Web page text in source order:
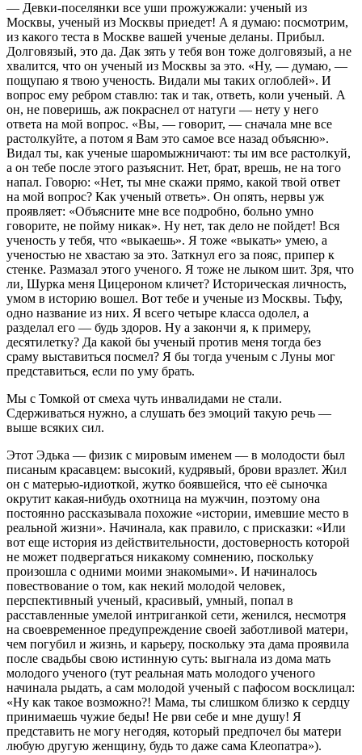
— Девки-поселянки все уши прожужжали: ученый из
Москвы, ученый из Москвы приедет! А я думаю: посмотрим,
из какого теста в Москве вашей ученые деланы. Прибыл.
Долговязый, это да. Дак зять у тебя вон тоже долговязый, а не
хвалится, что он ученый из Москвы за это. «Ну, — думаю, —
пощупаю я твою ученость. Видали мы таких оглоблей». И
вопрос ему ребром ставлю: так и так, ответь, коли ученый. А
он, не поверишь, аж покраснел от натуги — нету у него
ответа на мой вопрос. «Вы, — говорит, — сначала мне все
растолкуйте, а потом я Вам это самое все назад объясню».
Видал ты, как ученые шаромыжничают: ты им все растолкуй,
а он тебе после этого разъяснит. Нет, брат, врешь, не на того
напал. Говорю: «Нет, ты мне скажи прямо, какой твой ответ
на мой вопрос? Как ученый ответь». Он опять, нервы уж
проявляет: «Объясните мне все подробно, больно умно
говорите, не пойму никак». Ну нет, так дело не пойдет! Вся
ученость у тебя, что «выкаешь». Я тоже «выкать» умею, а
ученостью не хвастаю за это. Заткнул его за пояс, припер к
стенке. Размазал этого ученого. Я тоже не лыком шит. Зря, что
ли, Шурка меня Цицероном кличет? Историческая личность,
умом в историю вошел. Вот тебе и ученые из Москвы. Тьфу,
одно название из них. Я всего четыре класса одолел, а
разделал его — будь здоров. Ну а закончи я, к примеру,
десятилетку? Да какой бы ученый против меня тогда без
сраму выставиться посмел? Я бы тогда ученым с Луны мог
представиться, если по уму брать.
Мы с Томкой от смеха чуть инвалидами не стали.
Сдерживаться нужно, а слушать без эмоций такую речь —
выше всяких сил.
Этот Эдька — физик с мировым именем — в молодости был
писаным красавцем: высокий, кудрявый, брови вразлет. Жил
он с матерью-идиоткой, жутко боявшейся, что её сыночка
окрутит какая-нибудь охотница на мужчин, поэтому она
постоянно рассказывала похожие «истории, имевшие место в
реальной жизни». Начинала, как правило, с присказки: «Или
вот еще история из действительности, достоверность которой
не может подвергаться никакому сомнению, поскольку
произошла с одними моими знакомыми». И начиналось
повествование о том, как некий молодой человек,
перспективный ученый, красивый, умный, попал в
расставленные умелой интриганкой сети, женился, несмотря
на своевременное предупреждение своей заботливой матери,
чем погубил и жизнь, и карьеру, поскольку эта дама проявила
после свадьбы свою истинную суть: выгнала из дома мать
молодого ученого (тут реальная мать молодого ученого
начинала рыдать, а сам молодой ученый с пафосом восклицал:
«Ну как такое возможно?! Мама, ты слишком близко к сердцу
принимаешь чужие беды! Не рви себе и мне душу! Я
представить не могу негодяя, который предпочел бы матери
любую другую женщину, будь то даже сама Клеопатра»).